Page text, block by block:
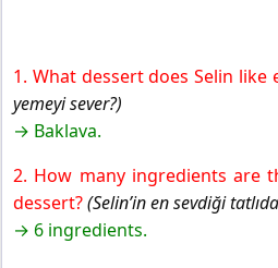
1. What dessert does Selin like
yemeyi sever?)
→ Baklava.
2. How many ingredients are
dessert?(Selin’in en sevdiği
→ 6 ingredients.